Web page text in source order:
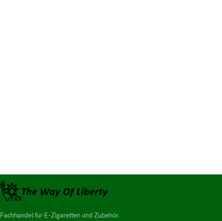
Fachhandel für E-Zigaretten und Zubehör.